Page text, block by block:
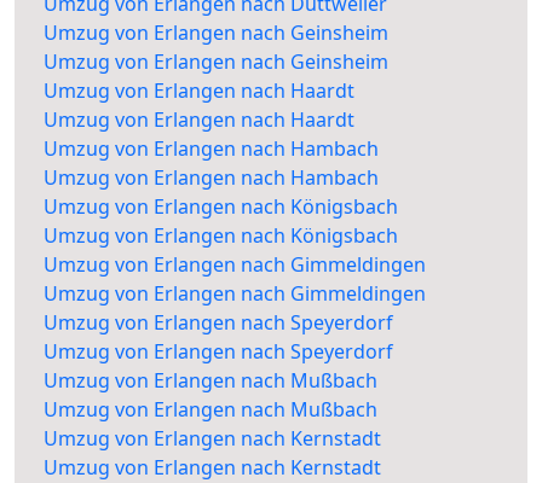
Umzug von Erlangen nach Geinsheim
Umzug von Erlangen nach Geinsheim
Umzug von Erlangen nach Haardt
Umzug von Erlangen nach Haardt
Umzug von Erlangen nach Hambach
Umzug von Erlangen nach Hambach
Umzug von Erlangen nach Königsbach
Umzug von Erlangen nach Königsbach
Umzug von Erlangen nach Gimmeldingen
Umzug von Erlangen nach Gimmeldingen
Umzug von Erlangen nach Speyerdorf
Umzug von Erlangen nach Speyerdorf
Umzug von Erlangen nach Mußbach
Umzug von Erlangen nach Mußbach
Umzug von Erlangen nach Kernstadt
Umzug von Erlangen nach Kernstadt